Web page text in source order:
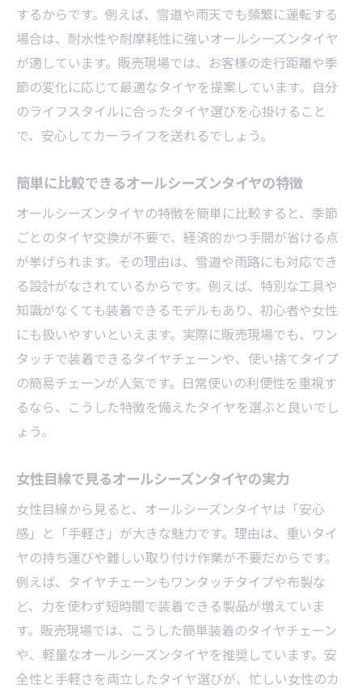
するからです。例えば、雪道や雨天でも頻繁に運転する
場合は、耐水性や耐摩耗性に強いオールシーズンタイヤ
が適しています。販売現場では、お客様の走行距離や季
節の変化に応じて最適なタイヤを提案しています。自分
のライフスタイルに合ったタイヤ選びを心掛けること
で、安心してカーライフを送れるでしょう。
簡単に比較できるオールシーズンタイヤの特徴
オールシーズンタイヤの特徴を簡単に比較すると、季節
ごとのタイヤ交換が不要で、経済的かつ手間が省ける点
が挙げられます。その理由は、雪道や雨路にも対応でき
る設計がなされているからです。例えば、特別な工具や
知識がなくても装着できるモデルもあり、初心者や女性
にも扱いやすいといえます。実際に販売現場でも、ワン
タッチで装着できるタイヤチェーンや、使い捨てタイプ
の簡易チェーンが人気です。日常使いの利便性を重視す
るなら、こうした特徴を備えたタイヤを選ぶと良いでし
ょう。
女性目線で見るオールシーズンタイヤの実力
女性目線から見ると、オールシーズンタイヤは「安心
感」と「手軽さ」が大きな魅力です。理由は、重いタイ
ヤの持ち運びや難しい取り付け作業が不要だからです。
例えば、タイヤチェーンもワンタッチタイプや布製な
ど、力を使わず短時間で装着できる製品が増えていま
す。販売現場では、こうした簡単装着のタイヤチェーン
や、軽量なオールシーズンタイヤを推奨しています。安
全性と手軽さを両立したタイヤ選びが、忙しい女性のカ